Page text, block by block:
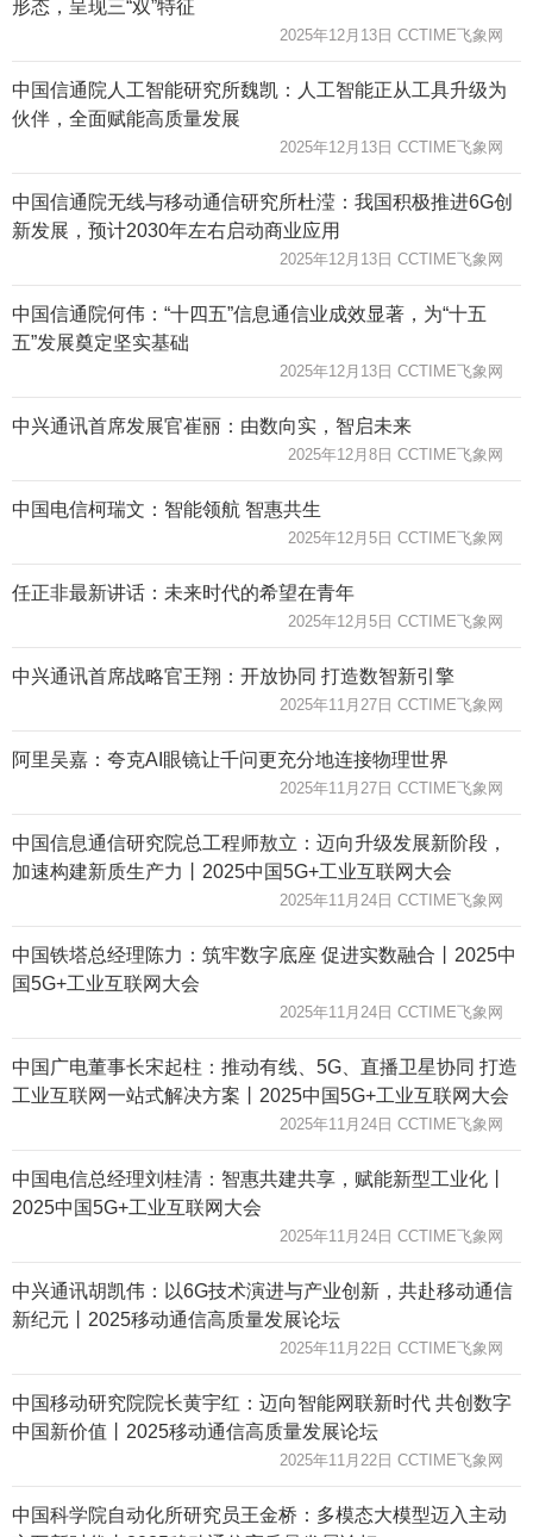
形态，呈现三“双”特征
2025年12月13日 CCTIME飞象网
中国信通院人工智能研究所魏凯：人工智能正从工具升级为
伙伴，全面赋能高质量发展
2025年12月13日 CCTIME飞象网
中国信通院无线与移动通信研究所杜滢：我国积极推进6G创
新发展，预计2030年左右启动商业应用
2025年12月13日 CCTIME飞象网
中国信通院何伟：“十四五”信息通信业成效显著，为“十五
五”发展奠定坚实基础
2025年12月13日 CCTIME飞象网
中兴通讯首席发展官崔丽：由数向实，智启未来
2025年12月8日 CCTIME飞象网
中国电信柯瑞文：智能领航 智惠共生
2025年12月5日 CCTIME飞象网
任正非最新讲话：未来时代的希望在青年
2025年12月5日 CCTIME飞象网
中兴通讯首席战略官王翔：开放协同 打造数智新引擎
2025年11月27日 CCTIME飞象网
阿里吴嘉：夸克AI眼镜让千问更充分地连接物理世界
2025年11月27日 CCTIME飞象网
中国信息通信研究院总工程师敖立：迈向升级发展新阶段，
加速构建新质生产力丨2025中国5G+工业互联网大会
2025年11月24日 CCTIME飞象网
中国铁塔总经理陈力：筑牢数字底座 促进实数融合丨2025中
国5G+工业互联网大会
2025年11月24日 CCTIME飞象网
中国广电董事长宋起柱：推动有线、5G、直播卫星协同 打造
工业互联网一站式解决方案丨2025中国5G+工业互联网大会
2025年11月24日 CCTIME飞象网
中国电信总经理刘桂清：智惠共建共享，赋能新型工业化丨
2025中国5G+工业互联网大会
2025年11月24日 CCTIME飞象网
中兴通讯胡凯伟：以6G技术演进与产业创新，共赴移动通信
新纪元丨2025移动通信高质量发展论坛
2025年11月22日 CCTIME飞象网
中国移动研究院院长黄宇红：迈向智能网联新时代 共创数字
中国新价值丨2025移动通信高质量发展论坛
2025年11月22日 CCTIME飞象网
中国科学院自动化所研究员王金桥：多模态大模型迈入主动